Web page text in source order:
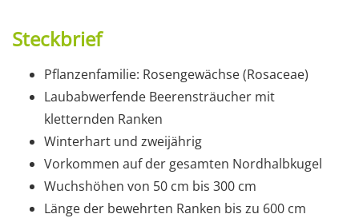
Steckbrief
Pflanzenfamilie: Rosengewächse (Rosaceae)
Laubabwerfende Beerensträucher mit
kletternden Ranken
Winterhart und zweijährig
Vorkommen auf der gesamten Nordhalbkugel
Wuchshöhen von 50 cm bis 300 cm
Länge der bewehrten Ranken bis zu 600 cm